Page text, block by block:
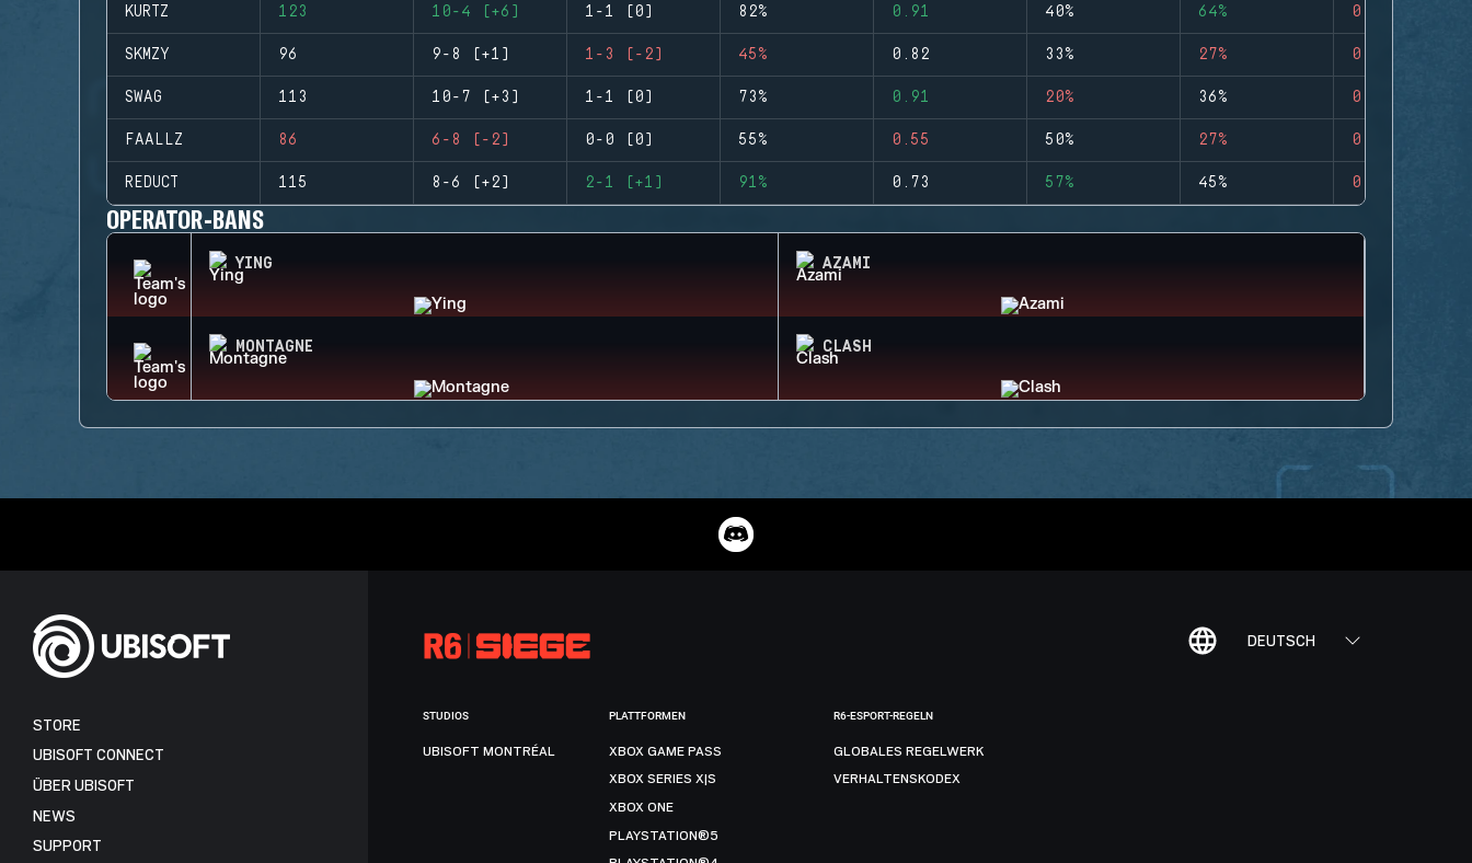
KURTZ 123 10-4 (+6) 1-1 (0) 82% 0.91 40% 64% 0
SKMZY 96 9-8 (+1) 1-3 (-2) 45% 0.82 33% 27% 0
SWAG 113 10-7 (+3) 1-1 (0) 73% 0.91 20% 36% 0
FAALLZ 86 6-8 (-2) 0-0 (0) 55% 0.55 50% 27% 0
REDUCT 115 8-6 (+2) 2-1 (+1) 91% 0.73 57% 45% 0
OPERATOR-BANS
YING AZAMI
MONTAGNE CLASH
DEUTSCH
STORE
UBISOFT CONNECT
ÜBER UBISOFT
NEWS
SUPPORT
STUDIOS
UBISOFT MONTRÉAL
PLATTFORMEN
XBOX GAME PASS
XBOX SERIES X|S
XBOX ONE
PLAYSTATION®5
R6-ESPORT-REGELN
GLOBALES REGELWERK
VERHALTENSKODEX